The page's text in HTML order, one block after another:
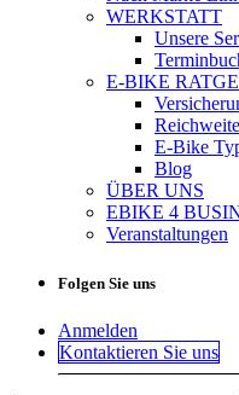
WERKSTATT
Unsere
E-BIKE
E-Bike
Blog
ÜBER UNS
EBIKE 4
Veranstaltungen
Folgen Sie uns
Anmelden
Kontaktieren Sie uns